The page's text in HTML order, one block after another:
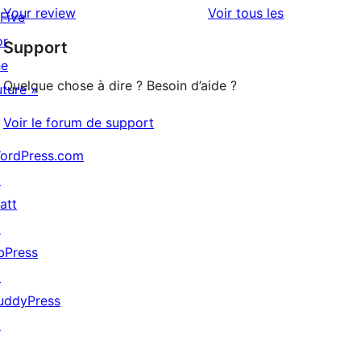
2
à
1
étoiles
Your review Voir tous lesavis
Support
Quelque chose à dire ? Besoin d’aide ?
Voir le forum de support
»